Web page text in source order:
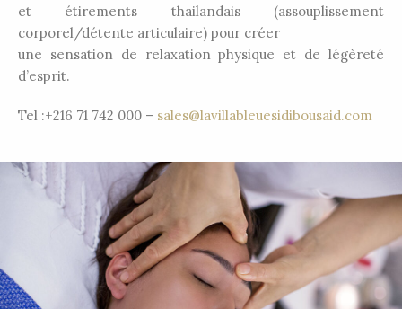
et étirements thailandais (assouplissement
corporel/détente articulaire) pour créer
une sensation de relaxation physique et de légèreté
d’esprit.
Tel :+216 71 742 000 – sales@lavillableuesidibousaid.com